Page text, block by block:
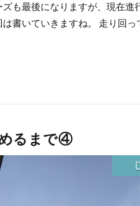
も最後になりますが、現在進
書いていきますね。 走り回
るまで④